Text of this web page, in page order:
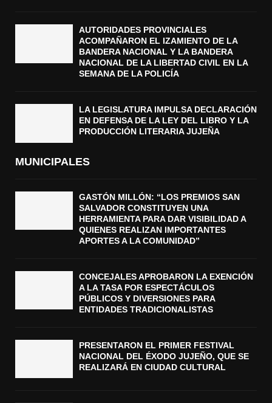
AUTORIDADES PROVINCIALES
ACOMPAÑARON EL IZAMIENTO DE LA
BANDERA NACIONAL Y LA BANDERA
NACIONAL DE LA LIBERTAD CIVIL EN LA
SEMANA DE LA POLICÍA
LA LEGISLATURA IMPULSA DECLARACIÓN
EN DEFENSA DE LA LEY DEL LIBRO Y LA
PRODUCCIÓN LITERARIA JUJEÑA
MUNICIPALES
GASTÓN MILLÓN: “LOS PREMIOS SAN
SALVADOR CONSTITUYEN UNA
HERRAMIENTA PARA DAR VISIBILIDAD A
QUIENES REALIZAN IMPORTANTES
APORTES A LA COMUNIDAD”
CONCEJALES APROBARON LA EXENCIÓN
A LA TASA POR ESPECTÁCULOS
PÚBLICOS Y DIVERSIONES PARA
ENTIDADES TRADICIONALISTAS
PRESENTARON EL PRIMER FESTIVAL
NACIONAL DEL ÉXODO JUJEÑO, QUE SE
REALIZARÁ EN CIUDAD CULTURAL